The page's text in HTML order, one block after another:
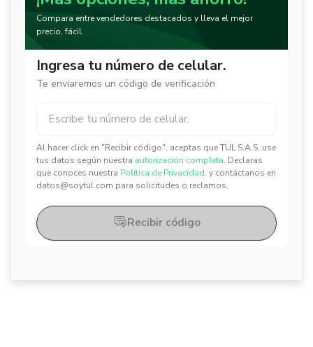
Compara entre vendedores destacados y lleva el mejor
precio, fácil.
Ingresa tu número de celular.
Te enviaremos un código de verificación
Al hacer click en "Recibir código", aceptas que TUL S.A.S. use
tus datos según nuestra autorización completa. Declaras
que conoces nuestra Política de Privacidad. y contáctanos en
datos@soytul.com para solicitudes o reclamos.
✕
✕
Recibir código